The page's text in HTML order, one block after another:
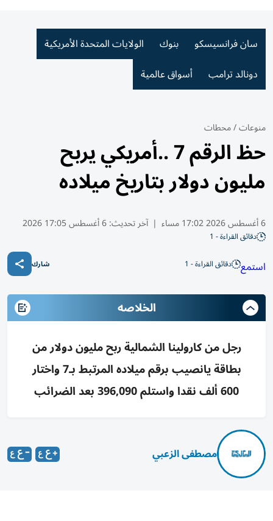
سان فرانسيسكو بنوك
الولايات المتحدة الأمريكية
دونالد ترامب
أسواق عالمية
منوعات/محطات
حظ الرقم 7 ..أمريكي يربح
مليون دولار بتاريخ ميلاده
6 أغسطس 2026 17:02 مساء | آخر تحديث:6 أغسطس 17:05 2026
دقائق القراءة - 1
استمع دقائق القراءة - 1 شارك
الخلاصه
رجل من كارولينا الشمالية ربح مليون دولار من
بطاقة يانصيب برقم ميلاده المرتبط بـ7 واختار
600 ألف نقدا واستلم 396,090 بعد الضرائب
مصطفى الزعبي